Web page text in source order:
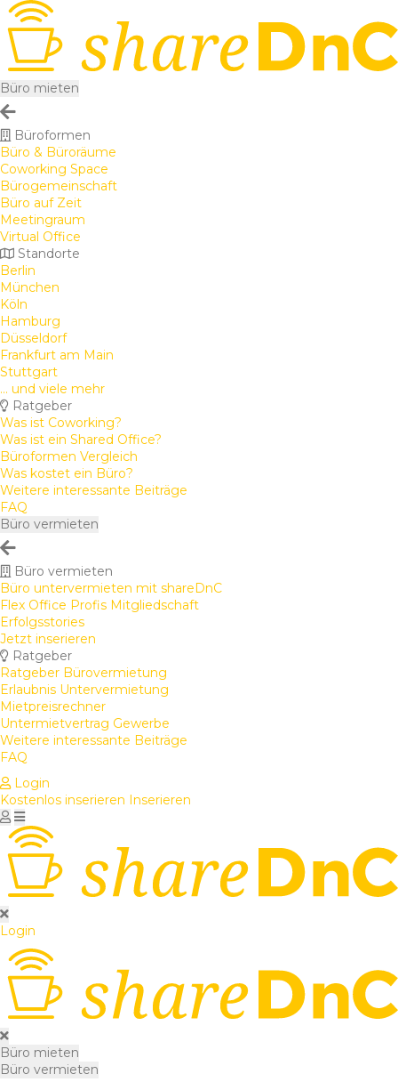
Büro mieten
Büroformen
Büro & Büroräume
Coworking Space
Bürogemeinschaft
Büro auf Zeit
Meetingraum
Virtual Office
Standorte
Berlin
München
Köln
Hamburg
Düsseldorf
Frankfurt am Main
Stuttgart
... und viele mehr
Ratgeber
Was ist Coworking?
Was ist ein Shared Office?
Büroformen Vergleich
Was kostet ein Büro?
Weitere interessante Beiträge
FAQ
Büro vermieten
Büro vermieten
Büro untervermieten mit shareDnC
Flex Office Profis Mitgliedschaft
Erfolgsstories
Jetzt inserieren
Ratgeber
Ratgeber Bürovermietung
Erlaubnis Untervermietung
Mietpreisrechner
Untermietvertrag Gewerbe
Weitere interessante Beiträge
FAQ
Login
Kostenlos inserieren Inserieren
Login
Büro mieten
Büro vermieten